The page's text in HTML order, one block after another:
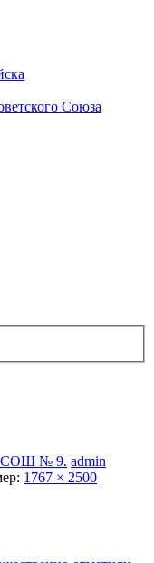
Союза
СОШ № 9. admin
1767 × 2500